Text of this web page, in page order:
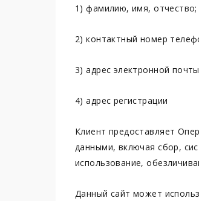
1) фамилию, имя, отчество;
2) контактный номер
3) адрес электронной
4) адрес регистрации
Клиент предоставляет
данными, включая сбор,
использование,
Данный сайт может